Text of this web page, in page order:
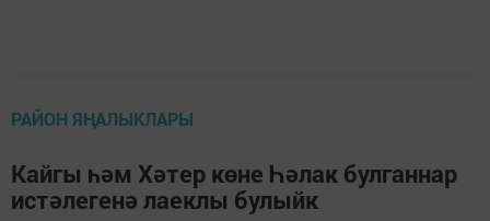
РАЙОН ЯҢАЛЫКЛАРЫ
Кайгы һәм Хәтер көне Һәлак булганнар
истәлегенә лаеклы булыйк